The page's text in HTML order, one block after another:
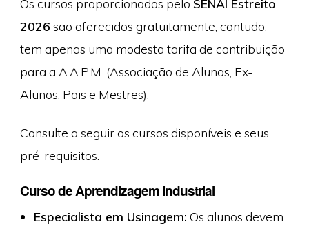
Os cursos proporcionados pelo SENAI Estreito
2026 são oferecidos gratuitamente, contudo,
tem apenas uma modesta tarifa de contribuição
para a A.A.P.M. (Associação de Alunos, Ex-
Alunos, Pais e Mestres).
Consulte a seguir os cursos disponíveis e seus
pré-requisitos.
Curso de Aprendizagem Industrial
Especialista em Usinagem: Os alunos devem